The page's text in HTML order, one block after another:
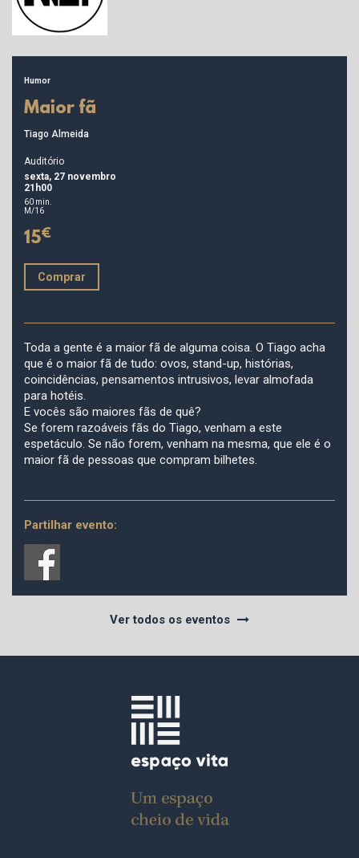
Humor
Maior fã
Tiago Almeida
Auditório
sexta, 27 novembro
21h00
60 min.
M/16
15€
Comprar
Toda a gente é a maior fã de alguma coisa. O Tiago acha
que é o maior fã de tudo: ovos, stand-up, histórias,
coincidências, pensamentos intrusivos, levar almofada
para hotéis.
E vocês são maiores fãs de quê?
Se forem razoáveis fãs do Tiago, venham a este
espetáculo. Se não forem, venham na mesma, que ele é o
maior fã de pessoas que compram bilhetes.
Partilhar evento:
Ver todos os eventos